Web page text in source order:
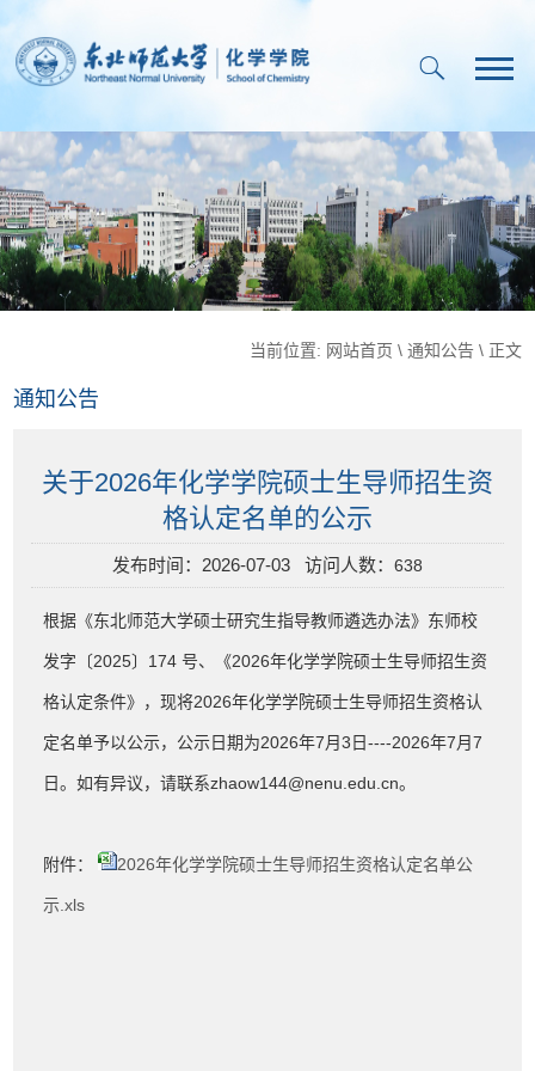
当前位置: 网站首页 \ 通知公告\ 正文
通知公告
关于2026年化学学院硕士生导师招生资
格认定名单的公示
发布时间：2026-07-03 访问人数： 638
根据《东北师范大学硕士研究生指导教师遴选办法》东师校
发字〔2025〕174 号、《2026年化学学院硕士生导师招生资
格认定条件》，现将2026年化学学院硕士生导师招生资格认
定名单予以公示，公示日期为2026年7月3日----2026年7月7
日。如有异议，请联系zhaow144@nenu.edu.cn。
附件： 2026年化学学院硕士生导师招生资格认定名单公
示.xls